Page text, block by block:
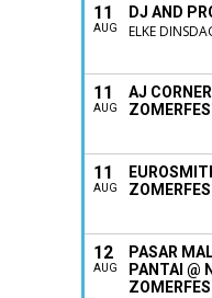
11
AUG
DJ AND
ELKE
11
AUG
AJ
11
AUG
12
AUG
PASAR
PANTAI @